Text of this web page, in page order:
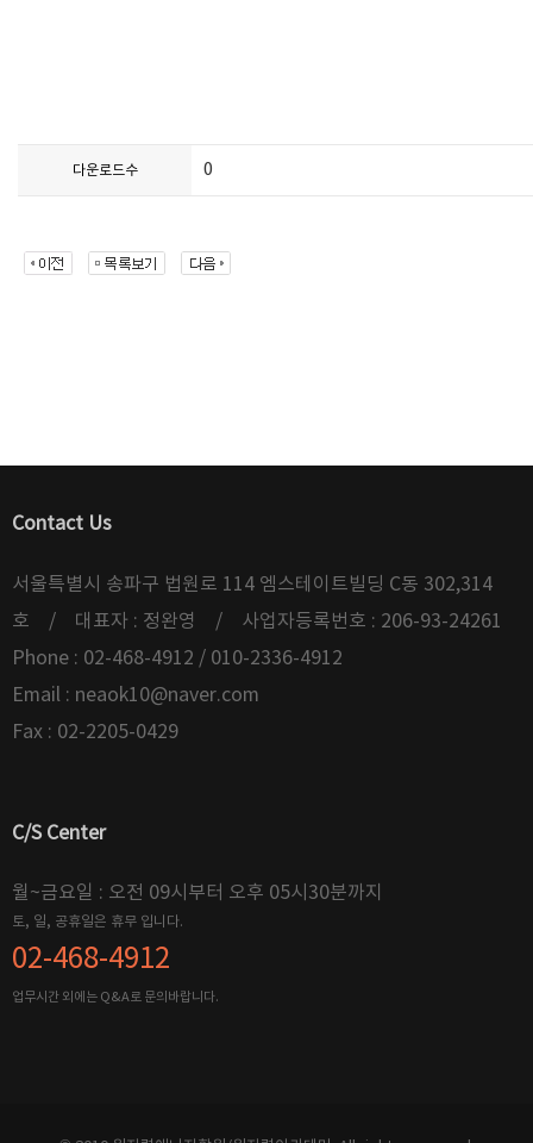
다운로드수 0
Contact Us
서울특별시 송파구 법원로 114 엠스테이트빌딩 C동 302,314
호 / 대표자 : 정완영 / 사업자등록번호 : 206-93-24261
Phone : 02-468-4912 / 010-2336-4912
Email : neaok10@naver.com
Fax : 02-2205-0429
C/S Center
월~금요일 : 오전 09시부터 오후 05시30분까지
토, 일, 공휴일은 휴무 입니다.
02-468-4912
업무시간 외에는 Q&A로 문의바랍니다.